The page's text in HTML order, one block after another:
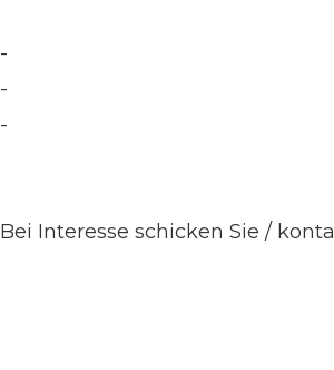
-
-
-
Bei Interesse schicken Sie /